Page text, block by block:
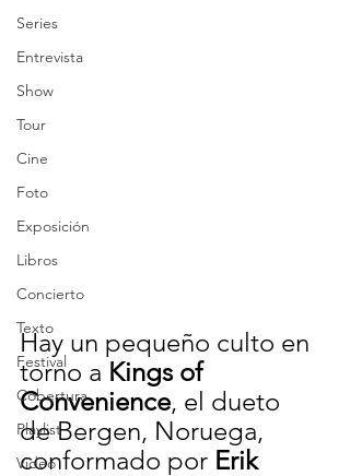
Series
Entrevista
Show
Tour
Cine
Foto
Exposición
Libros
Concierto
Texto
Festival
Cobertura
Playlist
Video
Hay un pequeño culto en
torno a Kings of
Convenience, el dueto
de Bergen, Noruega,
conformado por Erik